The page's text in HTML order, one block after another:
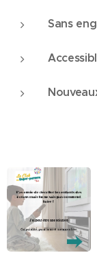
Sans